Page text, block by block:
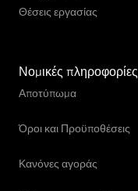
Θέσεις εργασίας
Νομικές πληροφορίες
Αποτύπωμα
Όροι και Προϋποθέσεις
Κανόνες αγοράς